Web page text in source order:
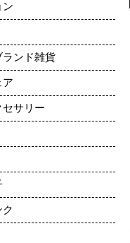
ン
ンド雑貨
ア
サリー